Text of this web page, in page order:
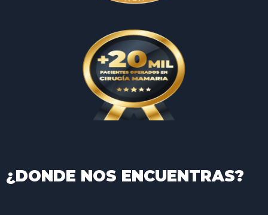
¿DONDE NOS ENCUENTRAS?